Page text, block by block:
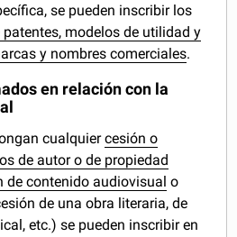
se pueden inscribir los
patentes, modelos de utilidad y
y nombres comerciales.
en relación con la
cualquiercesión o
de autor o de propiedad
de contenido audiovisual o
de una obra literaria, de
etc.) se pueden inscribir en